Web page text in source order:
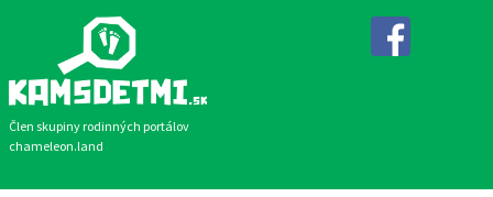
Člen skupiny rodinných portálov
chameleon.land